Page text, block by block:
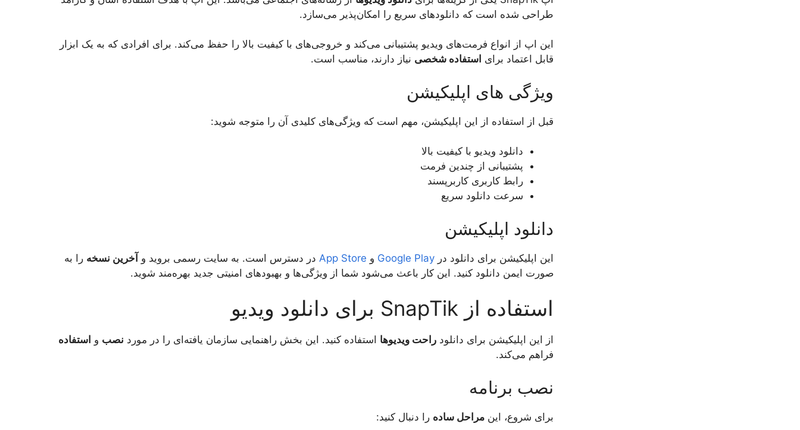
طراحی شده است که دانلودهای سریع را امکان‌پذیر می‌سازد.
این اپ از انواع فرمت‌های ویدیو پشتیبانی می‌کند و خروجی‌های با کیفیت بالا را حفظ می‌کند. برای افرادی که به یک ابزار
قابل اعتماد برای استفاده شخصی نیاز دارند، مناسب است.
ویژگی های اپلیکیشن
قبل از استفاده از این اپلیکیشن، مهم است که ویژگی‌های کلیدی آن را متوجه شوید:
دانلود ویدیو با کیفیت بالا
پشتیبانی از چندین فرمت
رابط کاربری کاربرپسند
سرعت دانلود سریع
دانلود اپلیکیشن
این اپلیکیشن برای دانلود درGoogle Play و App Store در دسترس است. به سایت رسمی بروید و آخرین نسخه را به
صورت ایمن دانلود کنید. این کار باعث می‌شود شما از ویژگی‌ها و بهبودهای امنیتی جدید بهره‌مند شوید.
استفاده از SnapTik برای دانلود ویدیو
از این اپلیکیشن برای دانلودراحت ویدیوها استفاده کنید. این بخش راهنمایی سازمان یافته‌ای را در مورد نصب و استفاده
فراهم می‌کند.
نصب برنامه
برای شروع، اینمراحل ساده را دنبال کنید: